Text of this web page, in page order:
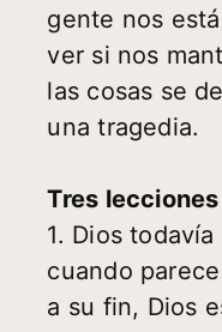
gente nos
ver si nos
las cosas se
una tragedia.
Tres
1. Dios
cuando
a su fin, Dios